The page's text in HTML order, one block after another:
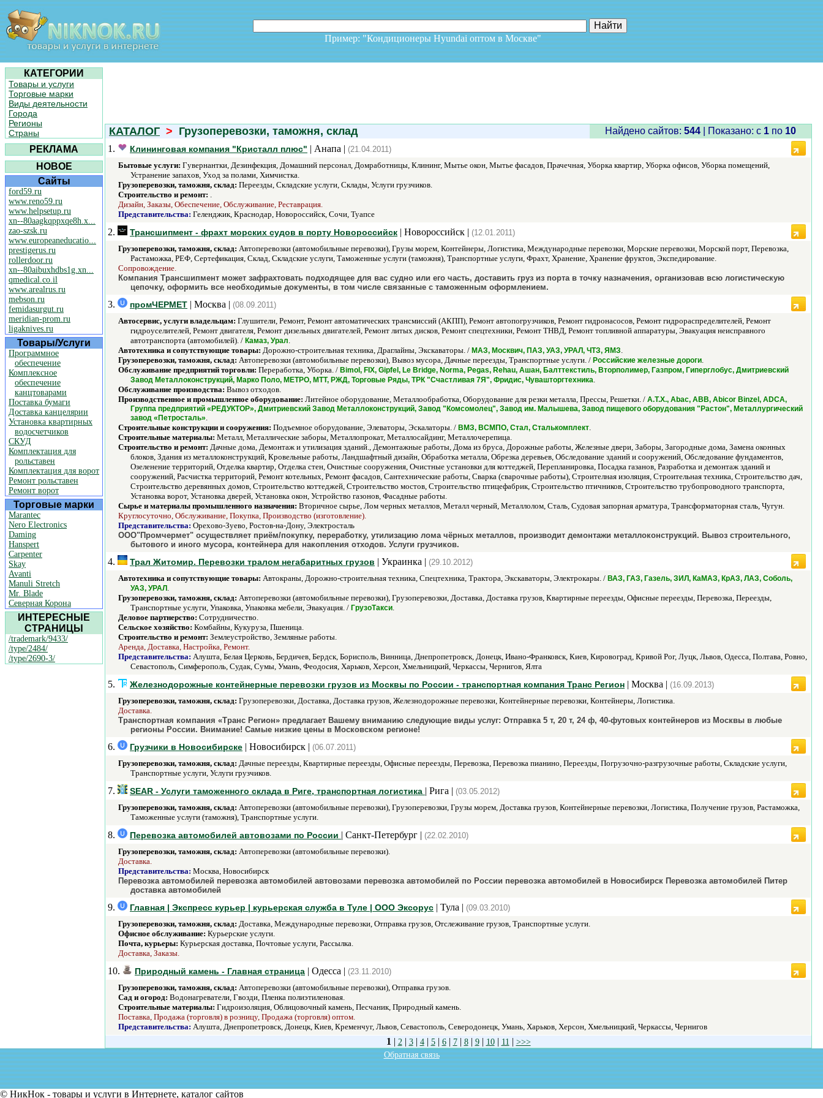
Пример: "Кондиционеры Hyundai оптом в Москве"
КАТЕГОРИИ
Товары и услуги
Торговые марки
Виды деятельности
Города
Регионы
Страны
РЕКЛАМА
НОВОЕ
Сайты
ford59.ru
www.reno59.ru
www.helpsetup.ru
xn--80aagkqppxqe8h.x...
zao-szsk.ru
www.europeaneducatio...
prestigerus.ru
rollerdoor.ru
xn--80aibuxhdbs1g.xn...
qmedical.co.il
www.arealrus.ru
mebson.ru
femidasurgut.ru
meridian-prom.ru
ligaknives.ru
Товары/Услуги
Программное
обеспечение
Комплексное
обеспечение
канцтоварами
Поставка бумаги
Доставка канцелярии
Установка квартирных
водосчетчиков
СКУД
Комплектация для
рольставен
Комплектация для ворот
Ремонт рольставен
Ремонт ворот
Торговые марки
Marantec
Nero Electronics
Daming
Hanspert
Carpenter
Skay
Avanti
Manuli Stretch
Mr. Blade
Северная Корона
ИНТЕРЕСНЫЕ
СТРАНИЦЫ
/trademark/9433/
/type/2484/
/type/2690-3/
КАТАЛОГ > Грузоперевозки, таможня, склад Найдено сайтов: 544 | Показано: c 1 по 10
1.
Клининговая компания "Кристалл плюс" | Анапа | (21.04.2011)
Бытовые услуги: Гувернантки, Дезинфекция, Домашний персонал, Домработницы, Клининг, Мытье окон, Мытье фасадов, Прачечная, Уборка квартир, Уборка офисов, Уборка помещений,
Устранение запахов, Уход за полами, Химчистка.
Грузоперевозки, таможня, склад: Переезды, Складские услуги, Склады, Услуги грузчиков.
Строительство и ремонт: .
Дизайн, Заказы, Обеспечение, Обслуживание, Реставрация.
Представительства: Геленджик, Краснодар, Новороссийск, Сочи, Туапсе
2. Трансшипмент - фрахт морских судов в порту Новороссийск | Новороссийск | (12.01.2011)
Грузоперевозки, таможня, склад: Автоперевозки (автомобильные перевозки), Грузы морем, Контейнеры, Логистика, Международные перевозки, Морские перевозки, Морской порт, Перевозка,
Растаможка, РЕФ, Сертефикация, Склад, Складские услуги, Таможенные услуги (таможня), Транспортные услуги, Фрахт, Хранение, Хранение фруктов, Экспедирование.
Сопровождение.
Компания Трансшипмент может зафрахтовать подходящее для вас судно или его часть, доставить груз из порта в точку назначения, организовав всю логистическую
цепочку, оформить все необходимые документы, в том числе связанные с таможенным оформлением.
3. промЧЕРМЕТ | Москва | (08.09.2011)
Автосервис, услуги владельцам: Глушители, Ремонт, Ремонт автоматических трансмиссий (АКПП), Ремонт автопогрузчиков, Ремонт гидронасосов, Ремонт гидрораспределителей, Ремонт
гидроуселителей, Ремонт двигателя, Ремонт дизельных двигателей, Ремонт литых дисков, Ремонт спецтехники, Ремонт ТНВД, Ремонт топливной аппаратуры, Эвакуация неисправного
автотранспорта (автомобилей). / Камаз, Урал.
Автотехника и сопутствующие товары: Дорожно-строительная техника, Драглайны, Экскаваторы. / МАЗ, Москвич, ПАЗ, УАЗ, УРАЛ, ЧТЗ, ЯМЗ.
Грузоперевозки, таможня, склад: Автоперевозки (автомобильные перевозки), Вывоз мусора, Дачные переезды, Транспортные услуги. / Российские железные дороги.
Обслуживание предприятий торговли: Переработка, Уборка. / Bimol, FIX, Gipfel, Le Bridge, Norma, Pegas, Rehau, Ашан, Балттекстиль, Вторполимер, Газпром, Гиперглобус, Дмитриевский
Завод Металлоконструкций, Марко Поло, МЕТРО, МТТ, РЖД, Торговые Ряды, ТРК "Счастливая 7Я", Фридис, Чувашторгтехника.
Обслуживание производства: Вывоз отходов.
Производственное и промышленное оборудование: Литейное оборудование, Металлообработка, Оборудование для резки металла, Прессы, Решетки. / A.T.X., Abac, ABB, Abicor Binzel, ADCA,
Группа предприятий «РЕДУКТОР», Дмитриевский Завод Металлоконструкций, Завод "Комсомолец", Завод им. Малышева, Завод пищевого оборудования "Растон", Металлургический
завод «Петросталь».
Строительные конструкции и сооружения: Подъемное оборудование, Элеваторы, Эскалаторы. / ВМЗ, ВСМПО, Стал, Сталькомплект.
Строительные материалы: Металл, Металлические заборы, Металлопрокат, Металлосайдинг, Металлочерепица.
Строительство и ремонт: Дачные дома, Демонтаж и утилизация зданий., Демонтажные работы, Дома из бруса, Дорожные работы, Железные двери, Заборы, Загородные дома, Замена оконных
блоков, Здания из металлоконструкций, Кровельные работы, Ландшафтный дизайн, Обработка металла, Обрезка деревьев, Обследование зданий и сооружений, Обследование фундаментов,
Озеленение территорий, Отделка квартир, Отделка стен, Очистные сооружения, Очистные установки для коттеджей, Перепланировка, Посадка газанов, Разработка и демонтаж зданий и
сооружений, Расчистка территорий, Ремонт котельных, Ремонт фасадов, Сантехнические работы, Сварка (сварочные работы), Строителная изоляция, Строительная техника, Строительство дач,
Строительство деревянных домов, Строительство коттеджей, Строительство мостов, Строительство птицефабрик, Строительство птичников, Строительство трубопроводного транспорта,
Установка ворот, Установка дверей, Установка окон, Устройство газонов, Фасадные работы.
Сырье и материалы промышленного назначения: Вторичное сырье, Лом черных металлов, Металл черный, Металлолом, Сталь, Судовая запорная арматура, Трансформаторная сталь, Чугун.
Круглосуточно, Обслуживание, Покупка, Производство (изготовление).
Представительства: Орехово-Зуево, Ростов-на-Дону, Электросталь
ООО"Промчермет" осуществляет приём/покупку, переработку, утилизацию лома чёрных металлов, производит демонтажи металлоконструкций. Вывоз строительного,
бытового и иного мусора, контейнера для накопления отходов. Услуги грузчиков.
4. Трал Житомир. Перевозки тралом негабаритных грузов | Украинка | (29.10.2012)
Автотехника и сопутствующие товары: Автокраны, Дорожно-строительная техника, Спецтехника, Трактора, Экскаваторы, Электрокары. / ВАЗ, ГАЗ, Газель, ЗИЛ, КаМАЗ, КрАЗ, ЛАЗ, Соболь,
УАЗ, УРАЛ .
Грузоперевозки, таможня, склад: Автоперевозки (автомобильные перевозки), Грузоперевозки, Доставка, Доставка грузов, Квартирные переезды, Офисные переезды, Перевозка, Переезды,
Транспортные услуги, Упаковка, Упаковка мебели, Эвакуация. / ГрузоТакси.
Деловое партнерство: Сотрудничество.
Сельское хозяйство: Комбайны, Кукуруза, Пшеница.
Строительство и ремонт: Землеустройство, Земляные работы.
Аренда, Доставка, Настройка, Ремонт.
Представительства: Алушта, Белая Церковь, Бердичев, Бердск, Борисполь, Винница, Днепропетровск, Донецк, Ивано-Франковск, Киев, Кировоград, Кривой Рог, Луцк, Львов, Одесса, Полтава, Ровно,
Севастополь, Симферополь, Судак, Сумы, Умань, Феодосия, Харьков, Херсон, Хмельницкий, Черкассы, Чернигов, Ялта
5. Железнодорожные контейнерные перевозки грузов из Москвы по России - транспортная компания Транс Регион | Москва | (16.09.2013)
Грузоперевозки, таможня, склад: Грузоперевозки, Доставка, Доставка грузов, Железнодорожные перевозки, Контейнерные перевозки, Контейнеры, Логистика.
Доставка.
Транспортная компания «Транс Регион» предлагает Вашему вниманию следующие виды услуг: Отправка 5 т, 20 т, 24 ф, 40-футовых контейнеров из Москвы в любые
регионы России. Внимание! Самые низкие цены в Московском регионе!
6. Грузчики в Новосибирске | Новосибирск | (06.07.2011)
Грузоперевозки, таможня, склад: Дачные переезды, Квартирные переезды, Офисные переезды, Перевозка, Перевозка пианино, Переезды, Погрузочно-разгрузочные работы, Складские услуги,
Транспортные услуги, Услуги грузчиков.
7. SEAR - Услуги таможенного склада в Риге, транспортная логистика | Рига | (03.05.2012)
Грузоперевозки, таможня, склад: Автоперевозки (автомобильные перевозки), Грузоперевозки, Грузы морем, Доставка грузов, Контейнерные перевозки, Логистика, Получение грузов, Растаможка,
Таможенные услуги (таможня), Транспортные услуги.
8. Перевозка автомобилей автовозами по России | Санкт-Петербург | (22.02.2010)
Грузоперевозки, таможня, склад: Автоперевозки (автомобильные перевозки).
Доставка.
Представительства: Москва, Новосибирск
Перевозка автомобилей перевозка автомобилей автовозами перевозка автомобилей по России перевозка автомобилей в Новосибирск Перевозка автомобилей Питер
доставка автомобилей
9. Главная | Экспресс курьер | курьерская служба в Туле | ООО Эксорус | Тула | (09.03.2010)
Грузоперевозки, таможня, склад: Доставка, Международные перевозки, Отправка грузов, Отслеживание грузов, Транспортные услуги.
Офисное обслуживание: Курьерские услуги.
Почта, курьеры: Курьерская доставка, Почтовые услуги, Рассылка.
Доставка, Заказы.
10. Природный камень - Главная страница | Одесса | (23.11.2010)
Грузоперевозки, таможня, склад: Автоперевозки (автомобильные перевозки), Отправка грузов.
Сад и огород: Водонагреватели, Гвозди, Пленка полиэтиленовая.
Строительные материалы: Гидроизоляция, Облицовочный камень, Песчаник, Природный камень.
Поставка, Продажа (торговля) в розницу, Продажа (торговля) оптом.
Представительства: Алушта, Днепропетровск, Донецк, Киев, Кременчуг, Львов, Севастополь, Северодонецк, Умань, Харьков, Херсон, Хмельницкий, Черкассы, Чернигов
1 | 2 | 3| 4| 5| 6| 7| 8| 9| 10| 11 | >>>
Обратная связь
© НикНок - товары и услуги в Интернете, каталог сайтов